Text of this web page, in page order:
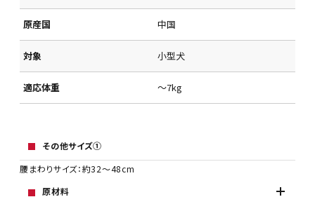
原産国 中国
対象 小型犬
適応体重 ～7kg
その他サイズ①
腰まわりサイズ：約32～48cm
原材料